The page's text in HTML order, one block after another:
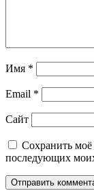
Имя *
Email *
Сайт
Сохранить моё
последующих